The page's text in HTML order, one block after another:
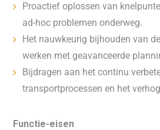
Proactief oplossen van
ad-hoc problemen onderweg.
Het nauwkeurig bijhouden van
werken met geavanceerde
Bijdragen aan het continu
transportprocessen en het
Functie-eisen